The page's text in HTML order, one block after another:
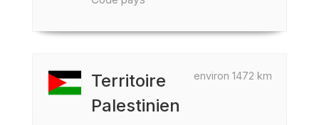
environ 1472 km
Territoire
Palestinien